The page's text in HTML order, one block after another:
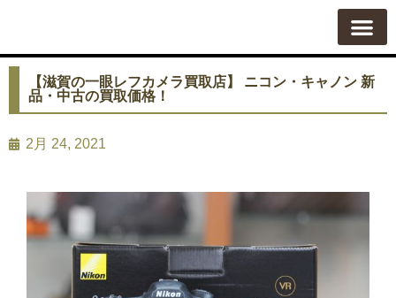
【滋賀の一眼レフカメラ買取店】 ニコン・キャノン 新
品・中古の買取価格！
2月 24, 2021